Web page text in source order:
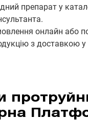
препарат у
онлайн або
з доставкою